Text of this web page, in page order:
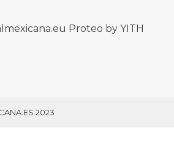
Proteo by YITH
2023